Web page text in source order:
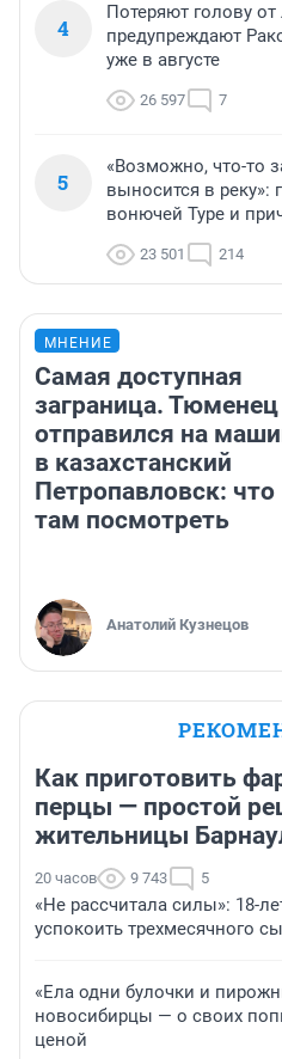
4
Потеряют голову
предупреждают
уже в августе
26 597 7
5
«Возможно, что-то
выносится в
вонючей Туре и
23 501 214
МНЕНИЕ
Самая доступная
заграница. Тюменец
отправился на
в казахстанский
Петропавловск: что
там посмотреть
Анатолий Кузнецов
Как приготовить
перцы — простой
жительницы
20 часов 9 743 5
«Не рассчитала силы»: 18-
успокоить трехмесячного
«Ела одни булочки и
новосибирцы — о своих
ценой